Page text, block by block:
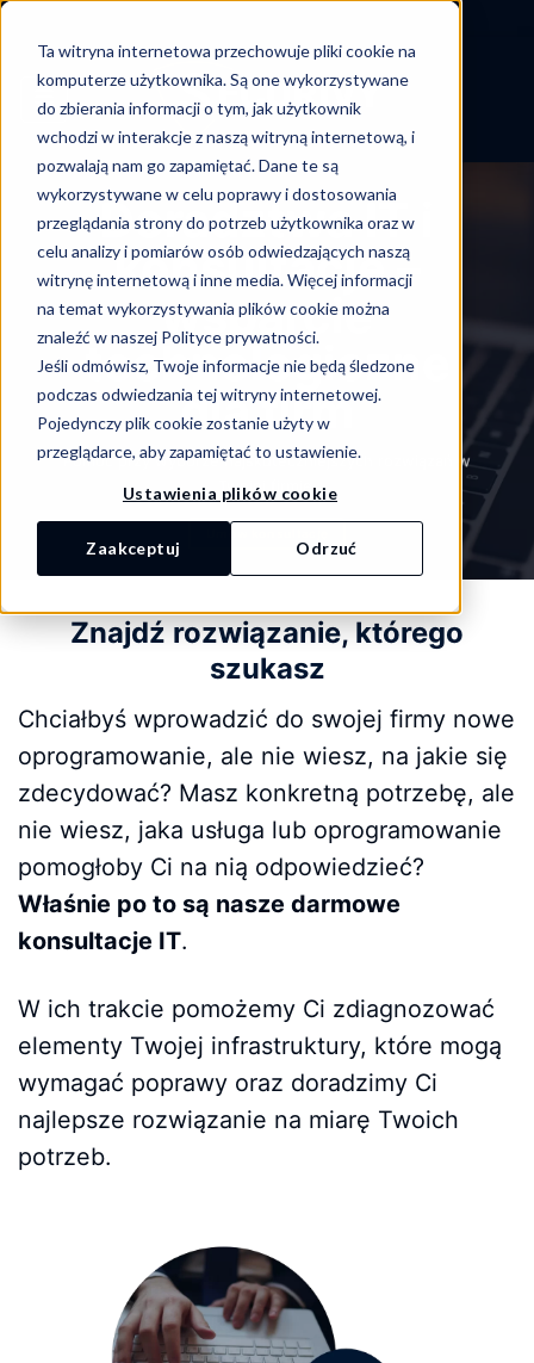
Ta witryna internetowa przechowuje pliki cookie na
komputerze użytkownika. Są one wykorzystywane
do zbierania informacji o tym, jak użytkownik
wchodzi w interakcje z naszą witryną internetową, i
pozwalają nam go zapamiętać. Dane te są
wykorzystywane w celu poprawy i dostosowania
przeglądania strony do potrzeb użytkownika oraz w
celu analizy i pomiarów osób odwiedzających naszą
witrynę internetową i inne media. Więcej informacji
na temat wykorzystywania plików cookie można
znaleźć w naszej Polityce prywatności.
Jeśli odmówisz, Twoje informacje nie będą śledzone
podczas odwiedzania tej witryny internetowej.
Pojedynczy plik cookie zostanie użyty w
przeglądarce, aby zapamiętać to ustawienie.
Ustawienia plików cookie
Zaakceptuj Odrzuć
-->
Skip
content
Doradztwa IT i
konsultacje –
wsparcie
technologiczne
dla firm
Pomoc przy wyborze najskuteczniejszych rozwiązań w
Twojej firmie.
Znajdź rozwiązanie, którego
szukasz
Chciałbyś wprowadzić do swojej firmy nowe
oprogramowanie, ale nie wiesz, na jakie się
zdecydować? Masz konkretną potrzebę, ale
nie wiesz, jaka usługa lub oprogramowanie
pomogłoby Ci na nią odpowiedzieć?
Właśnie po to są nasze darmowe
konsultacje IT.
W ich trakcie pomożemy Ci zdiagnozować
elementy Twojej infrastruktury, które mogą
wymagać poprawy oraz doradzimy Ci
najlepsze rozwiązanie na miarę Twoich
potrzeb.